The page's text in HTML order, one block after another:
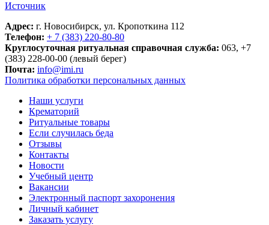
Источник
Адрес: г. Новосибирск, ул. Кропоткина 112
Телефон: + 7 (383) 220-80-80
Круглосуточная ритуальная справочная служба: 063, +7
(383) 228-00-00 (левый берег)
Почта: info@imi.ru
Политика обработки персональных данных
Наши услуги
Крематорий
Ритуальные товары
Если случилась беда
Отзывы
Контакты
Новости
Учебный центр
Вакансии
Электронный паспорт захоронения
Личный кабинет
Заказать услугу